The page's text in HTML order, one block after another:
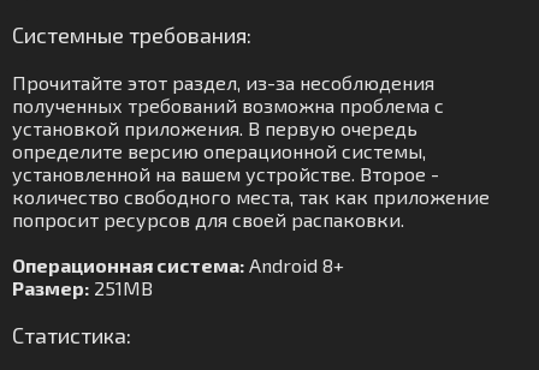
Системные требования:
Прочитайте этот раздел, из-за несоблюдения
полученных требований возможна проблема с
установкой приложения. В первую очередь
определите версию операционной системы,
установленной на вашем устройстве. Второе -
количество свободного места, так как приложение
попросит ресурсов для своей распаковки.
Операционная система: Android 8+
Размер: 251MB
Статистика: